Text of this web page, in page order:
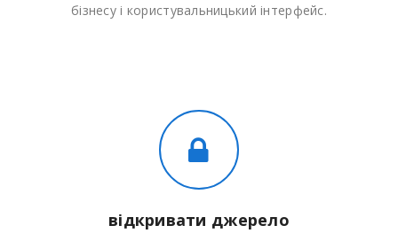
бізнесу і користувальницький інтерфейс.
відкривати джерело